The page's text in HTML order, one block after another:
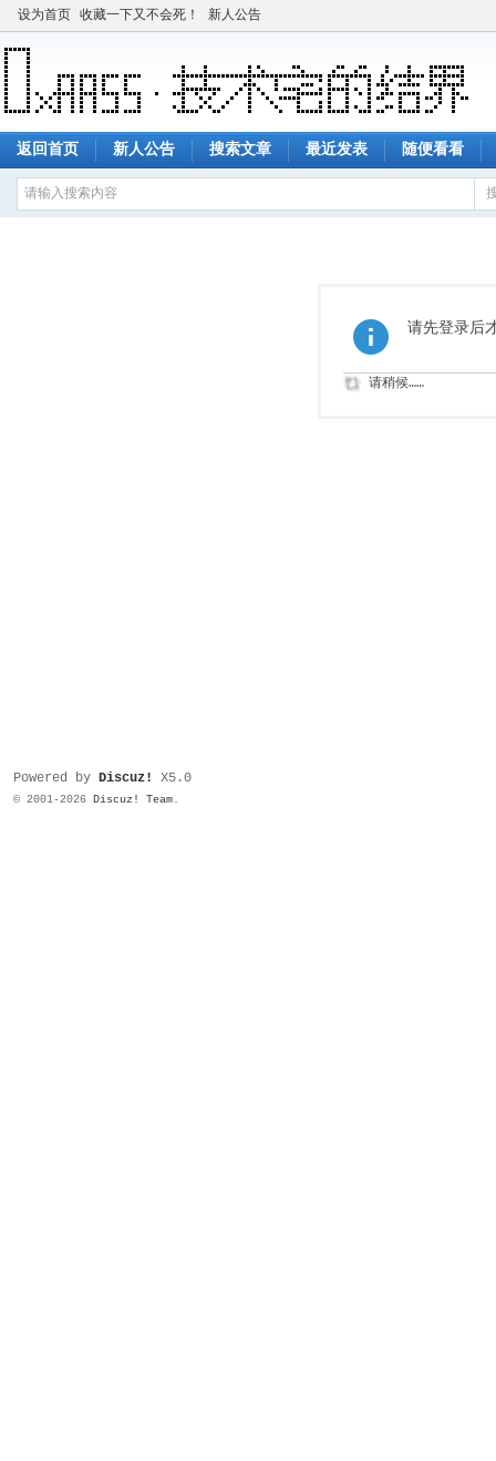
设为首页 收藏一下又不会死！ 新人公告
返回首页 新人公告 搜索文章 最近发表 随便看看
请先登录后
请稍候……
Powered by Discuz! X5.0
© 2001-2026 Discuz! Team.